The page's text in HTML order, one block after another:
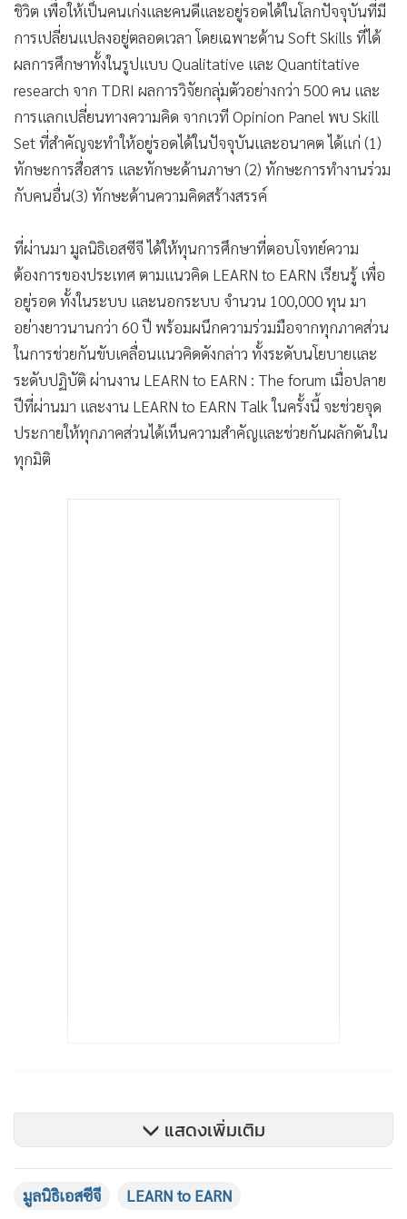
• Celeb Online
• Factcheck
• ญี่ปุ่น
• News1
• Gotomanager
ชิวิต เพื่อให้เป็นคนเก่งและคนดีและอยู่รอดได้ในโลกปัจจุบันที่มี
การเปลี่ยนแปลงอยู่ตลอดเวลา โดยเฉพาะด้าน Soft Skills ที่ได้
ผลการศึกษาทั้งในรูปแบบ Qualitative และ Quantitative
research จาก TDRI ผลการวิจัยกลุ่มตัวอย่างกว่า 500 คน และ
การแลกเปลี่ยนทางความคิด จากเวที Opinion Panel พบ Skill
Set ที่สำคัญจะทำให้อยู่รอดได้ในปัจจุบันและอนาคต ได้แก่ (1)
ทักษะการสื่อสาร และทักษะด้านภาษา (2) ทักษะการทำงานร่วม
กับคนอื่น(3) ทักษะด้านความคิดสร้างสรรค์
ที่ผ่านมา มูลนิธิเอสซีจี ได้ให้ทุนการศึกษาที่ตอบโจทย์ความ
ต้องการของประเทศ ตามแนวคิด LEARN to EARN เรียนรู้ เพื่อ
อยู่รอด ทั้งในระบบ และนอกระบบ จำนวน 100,000 ทุน มา
อย่างยาวนานกว่า 60 ปี พร้อมผนึกความร่วมมือจากทุกภาคส่วน
ในการช่วยกันขับเคลื่อนแนวคิดดังกล่าว ทั้งระดับนโยบายและ
ระดับปฏิบัติ ผ่านงาน LEARN to EARN : The forum เมื่อปลาย
ปีที่ผ่านมา และงาน LEARN to EARN Talk ในครั้งนี้ จะช่วยจุด
ประกายให้ทุกภาคส่วนได้เห็นความสำคัญและช่วยกันผลักดันใน
ทุกมิติ
แสดงเพิ่มเติม
มูลนิธิเอสซีจี LEARN to EARN